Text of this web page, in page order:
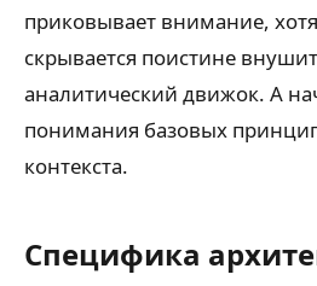
приковывает внимание,
скрывается поистине
аналитический движок. А
понимания базовых
контекста.
Специфика